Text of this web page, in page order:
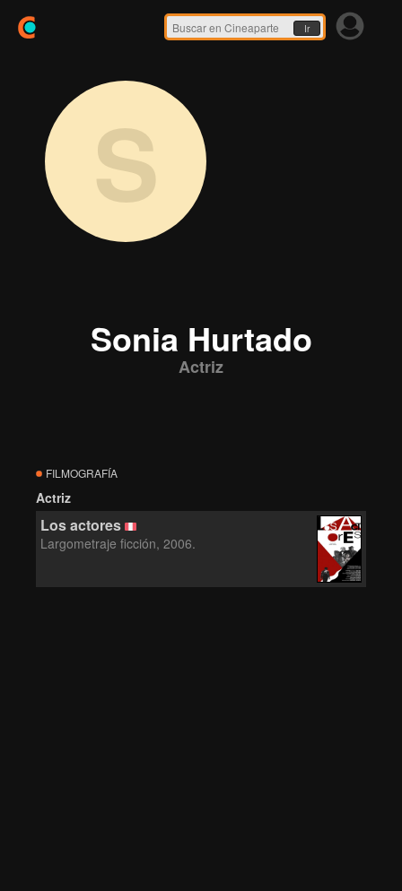
Ir
S
Sonia Hurtado
Actriz
FILMOGRAFÍA
Actriz
Los actores
Largometraje ficción, 2006.